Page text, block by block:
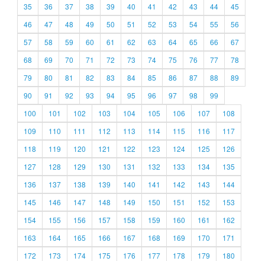
35
36 37 38 39 40 41 42 43 44
45
46
47 48 49 50 51 52 53 54 55
56
57
58 59 60 61 62 63 64 65 66
67
68
69 70 71 72 73 74 75 76 77
78
79
80 81 82 83 84 85 86 87 88
89
90
91 92 93 94 95 96 97 98
99
100
101 102 103 104 105 106 107
108
109
110 111 112 113 114 115 116
117
118
119 120 121 122 123 124 125
126
127
128 129 130 131 132 133 134
135
136
137 138 139 140 141 142 143
144
145
146 147 148 149 150 151 152
153
154
155 156 157 158 159 160 161
162
163
164 165 166 167 168 169 170
171
172
173 174 175 176 177 178 179
180